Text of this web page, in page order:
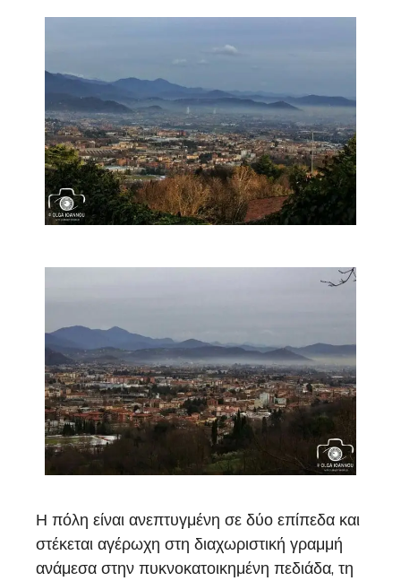
Η πόλη είναι ανεπτυγμένη σε δύο επίπεδα και
στέκεται αγέρωχη στη διαχωριστική γραμμή
ανάμεσα στην πυκνοκατοικημένη πεδιάδα, τη